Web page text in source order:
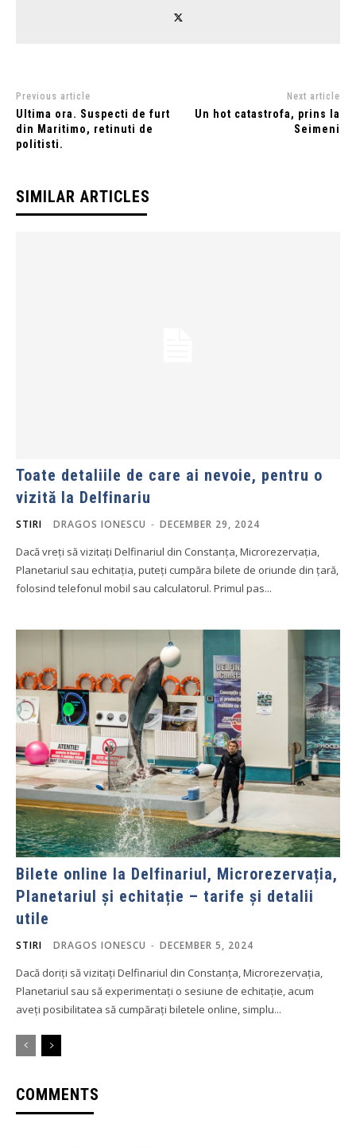
Previous article
Ultima ora. Suspecti de furt
din Maritimo, retinuti de
politisti.
Next article
Un hot catastrofa, prins la
Seimeni
SIMILAR ARTICLES
Toate detaliile de care ai nevoie, pentru o
vizită la Delfinariu
STIRI DRAGOS IONESCU - DECEMBER 29, 2024
Dacă vreți să vizitați Delfinariul din Constanța, Microrezervația,
Planetariul sau echitația, puteți cumpăra bilete de oriunde din țară,
folosind telefonul mobil sau calculatorul. Primul pas...
Bilete online la Delfinariul, Microrezervația,
Planetariul și echitație – tarife și detalii
utile
STIRI DRAGOS IONESCU - DECEMBER 5, 2024
Dacă doriți să vizitați Delfinariul din Constanța, Microrezervația,
Planetariul sau să experimentați o sesiune de echitație, acum
aveți posibilitatea să cumpărați biletele online, simplu...
COMMENTS